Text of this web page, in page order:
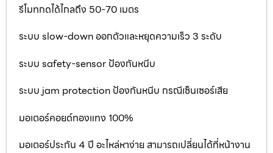
รีโมทกดได้ไกลถึง 50-70 เมตร
ระบบ slow-down ออกตัวและหยุดความเร็ว 3 ระดับ
ระบบ safety-sensor ป้องกันหนีบ
ระบบ jam protection ป้องกันหนีบ กรณีเซ็นเซอร์เสีย
มอเตอร์คอยด์ทองแทง 100%
มอเตอร์ประกัน 4 ปี อะไหล่หาง่าย สามารถเปลี่ยนได้ที่หน้างาน